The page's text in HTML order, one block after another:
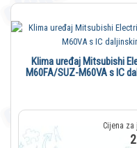
Klima uređaj Mitsubishi
M60FA/SUZ-M60VA s IC